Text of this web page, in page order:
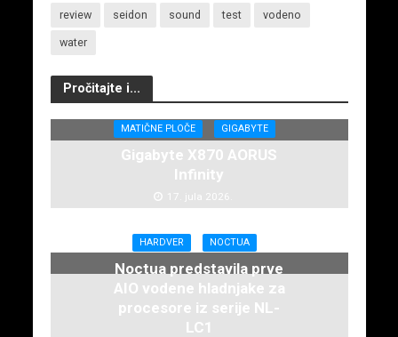
review seidon sound test vodeno
water
Pročitajte i...
MATIČNE PLOČE GIGABYTE
Gigabyte X870 AORUS
Infinity
17. jula 2026.
HARDVER NOCTUA
Noctua predstavila prve
AIO vodene hladnjake za
procesore iz serije NL-
LC1